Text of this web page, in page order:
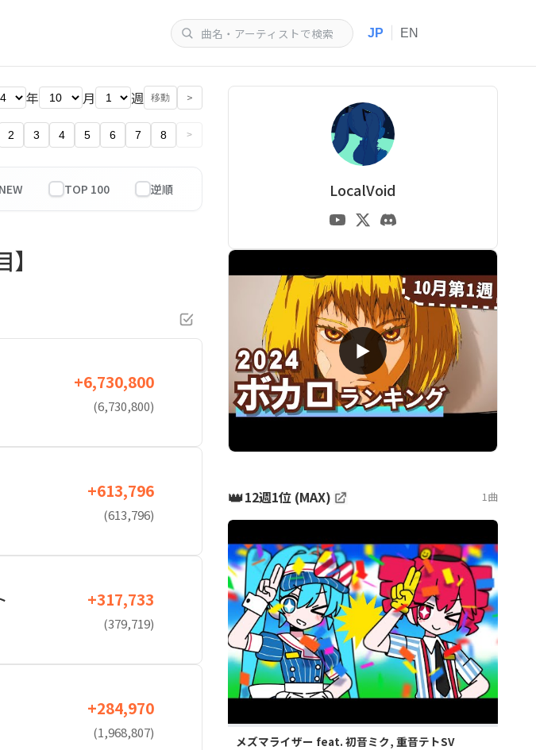
JP EN
年 月 週 移動 >
2 3 4 5 6 7 8 >
NEW TOP 100
+6,730,800
(6,730,800)
+613,796
(613,796)
+317,733
(379,719)
+284,970
(1,968,807)
LocalVoid
▶
👑12週1位 (MAX) 1曲
メズマライザー feat. 初音ミク, 重音テトSV